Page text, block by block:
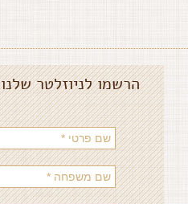
הרשמו לניוזלטר שלנו